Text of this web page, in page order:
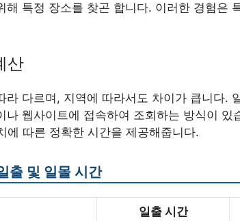
해 특정 장소를 찾곤 합니다. 이러한 경험은
산
라 다르며, 지역에 따라서도 차이가 큽니다.
나 웹사이트에 접속하여 조회하는 방식이 있
에 따른 정확한 시간을 제공해줍니다.
출 및 일몰 시간
일출 시간